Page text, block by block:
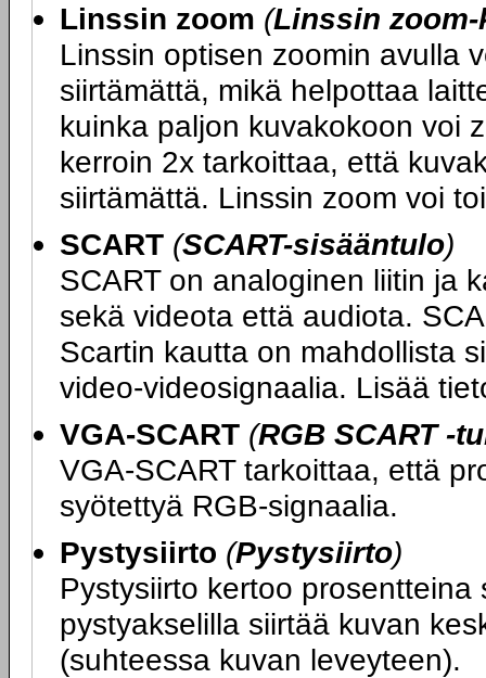
Linssin zoom (Linssin
Linssin optisen zoomin avulla
siirtämättä, mikä helpottaa
kuinka paljon kuvakokoon voi
kerroin 2x tarkoittaa, että
siirtämättä. Linssin zoom voi
SCART (SCART-sisääntulo)
SCART on analoginen liitin ja
sekä videota että audiota.
Scartin kautta on mahdollista
video-videosignaalia. Lisää
VGA-SCART (RGB SCART -
VGA-SCART tarkoittaa, että
syötettyä RGB-signaalia.
Pystysiirto (Pystysiirto)
Pystysiirto kertoo
pystyakselilla siirtää kuvan
(suhteessa kuvan leveyteen).